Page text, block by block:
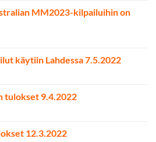
kuin
MM2023-kilpailuihin on
Australiankäytiin Lahdessa 7.5.2022
tulokset 9.4.2022
12.3.2022